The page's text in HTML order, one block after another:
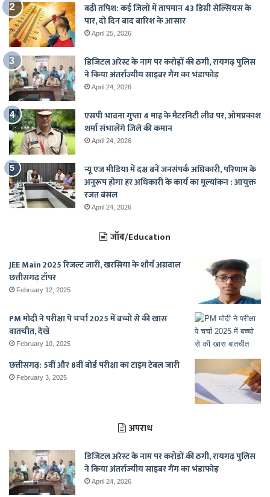
बढ़ी तपिश: कई जिलों में तापमान 43 डिग्री सेल्सियस के
पार, दो दिन बाद बारिश के आसार
April 25, 2026
डिजिटल अरेस्ट के नाम पर करोड़ों की ठगी, रायगढ़ पुलिस
ने किया अंतर्राज्यीय साइबर गैंग का भंडाफोड़
April 24, 2026
एसपी भावना गुप्ता 4 माह के मैटरनिटी लीव पर, ओमप्रकाश
शर्मा संभालेंगे जिले की कमान
April 24, 2026
न्यू एज मीडिया में दक्ष बनें जनसंपर्क अधिकारी, परिणाम के
अनुरूप होगा हर अधिकारी के कार्य का मूल्यांकन : आयुक्त
रजत बंसल
April 24, 2026
जॉब/Education
JEE Main 2025 रिजल्ट जारी, खरसिया के शौर्य अग्रवाल
छत्तीसगढ़ टॉपर
February 12, 2025
PM मोदी ने परीक्षा पे चर्चा 2025 में बच्चो से की खास
बातचीत, देखें
February 10, 2025
छत्तीसगढ़: 5वीं और 8वीं बोर्ड परीक्षा का टाइम टेबल जारी
February 3, 2025
अपराध
डिजिटल अरेस्ट के नाम पर करोड़ों की ठगी, रायगढ़ पुलिस
ने किया अंतर्राज्यीय साइबर गैंग का भंडाफोड़
April 24, 2026